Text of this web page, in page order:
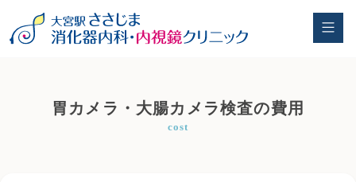
胃カメラ・大腸カメラ検査の費用
cost